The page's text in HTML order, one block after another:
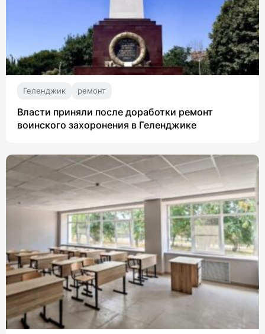
Геленджик ремонт
Власти приняли после доработки ремонт
воинского захоронения в Геленджике